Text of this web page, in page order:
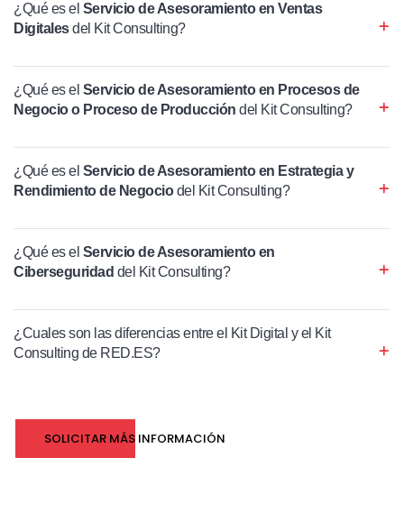
¿Qué es el Servicio de Asesoramiento en Ventas
Digitalesdel Kit Consulting?
¿Qué es el Servicio de Asesoramiento en Procesos de
Negocio o Proceso de Producción del Kit Consulting?
¿Qué es el Servicio de Asesoramiento en Estrategia y
Rendimiento de Negociodel Kit Consulting?
¿Qué es el Servicio de Asesoramiento en
Ciberseguridad del Kit Consulting?
¿Cuales son las diferencias entre el Kit Digital y el Kit
Consulting de RED.ES?
SOLICITAR MÁS INFORMACIÓN